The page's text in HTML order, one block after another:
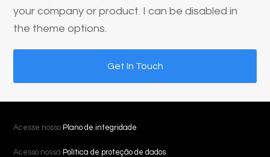
your company or product. I can be disabled in
the theme options.
Get In Touch
Acesse nosso Plano de integridade
Acesso nossa Política de proteção de dados